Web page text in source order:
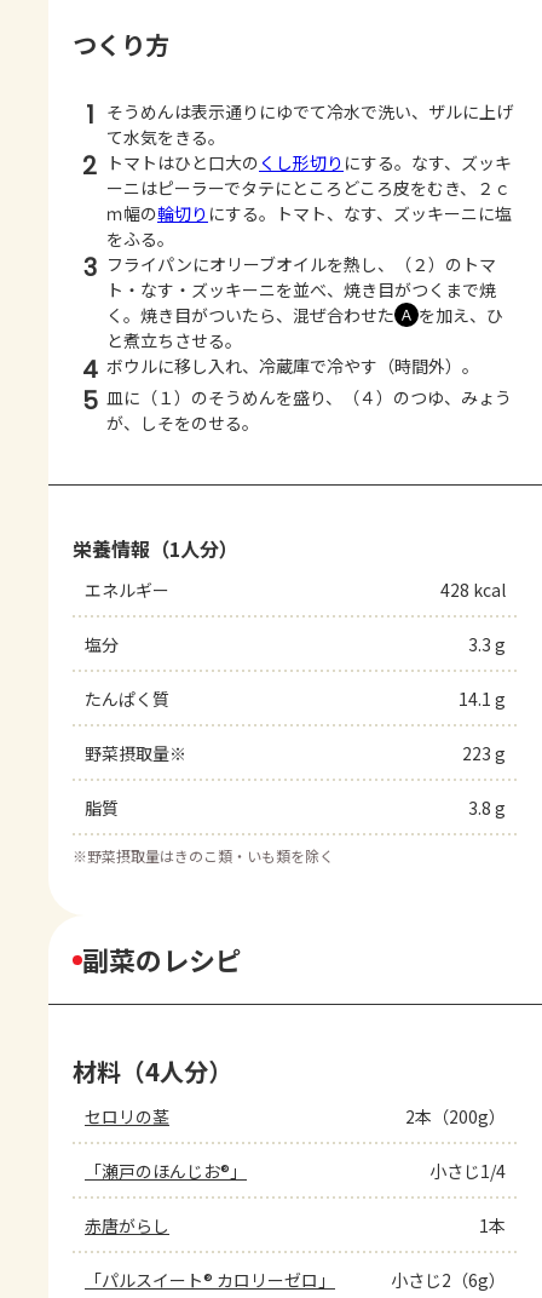
つくり方
1 そうめんは表示通りにゆでて冷水で洗い、ザルに上げ
て水気をきる。
2 トマトはひと口大の くし形切り にする。なす、ズッキ
ーニはピーラーでタテにところどころ皮をむき、２ｃ
ｍ幅の輪切り にする。トマト、なす、ズッキーニに塩
をふる。
3 フライパンにオリーブオイルを熱し、（２）のトマ
ト・なす・ズッキーニを並べ、焼き目がつくまで焼
く。焼き目がついたら、混ぜ合わせた Ａ を加え、ひ
と煮立ちさせる。
4 ボウルに移し入れ、冷蔵庫で冷やす（時間外）。
5 皿に（１）のそうめんを盛り、（４）のつゆ、みょう
が、しそをのせる。
栄養情報（1人分）
エネルギー 428 kcal
塩分 3.3 g
たんぱく質 14.1 g
野菜摂取量※ 223 g
脂質 3.8 g
※野菜摂取量はきのこ類・いも類を除く
副菜のレシピ
材料（4人分）
セロリの茎 2本（200g）
「瀬戸のほんじお®」 小さじ1/4
赤唐がらし 1本
「パルスイート® カロリーゼロ」 小さじ2（6g）